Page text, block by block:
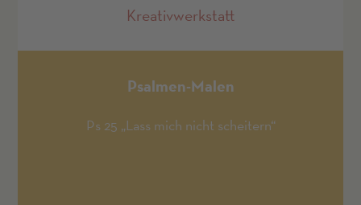
Kreativwerkstatt
Psalmen-Malen
Ps 25 „Lass mich nicht scheitern“